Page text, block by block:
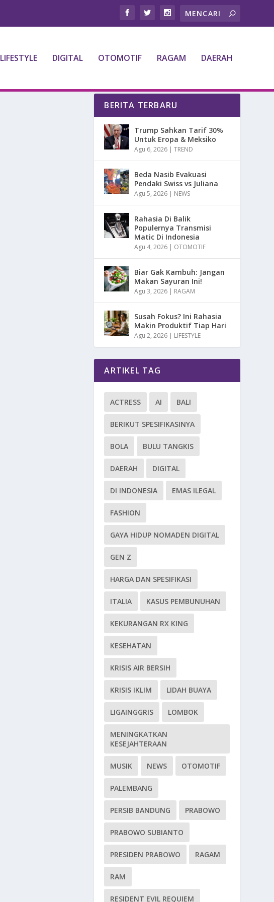
LIFESTYLE DIGITAL OTOMOTIF RAGAM DAERAH
BERITA TERBARU
Trump Sahkan Tarif 30%
Untuk Eropa & Meksiko
Agu 6, 2026 |TREND
Beda Nasib Evakuasi
Pendaki Swiss vs Juliana
Agu 5, 2026 | NEWS
Rahasia Di Balik
Populernya Transmisi
Matic Di Indonesia
Agu 4, 2026 | OTOMOTIF
Biar Gak Kambuh: Jangan
Makan Sayuran Ini!
Agu 3, 2026 | RAGAM
Susah Fokus? Ini Rahasia
Makin Produktif Tiap Hari
Agu 2, 2026 | LIFESTYLE
ARTIKEL TAG
ACTRESS AI BALI
BERIKUT SPESIFIKASINYA
BOLA BULU TANGKIS
DAERAH DIGITAL
DI INDONESIA EMAS ILEGAL
FASHION
GAYA HIDUP NOMADEN DIGITAL
GEN Z
HARGA DAN SPESIFIKASI
ITALIA KASUS PEMBUNUHAN
KEKURANGAN RX KING
KESEHATAN
KRISIS AIR BERSIH
KRISIS IKLIM LIDAH BUAYA
LIGAINGGRIS LOMBOK
MENINGKATKAN
KESEJAHTERAAN
MUSIK NEWS OTOMOTIF
PALEMBANG
PERSIB BANDUNG PRABOWO
PRABOWO SUBIANTO
PRESIDEN PRABOWO RAGAM
RAM
RESIDENT EVIL REQUIEM